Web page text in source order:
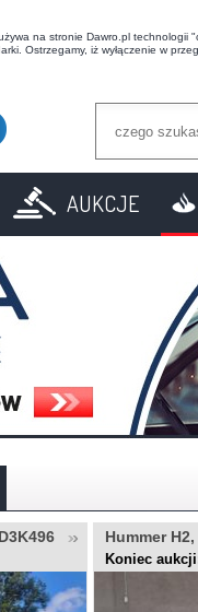
na stronie Dawro.pl
Ostrzegamy, iż wyłączenie w
AUKCJE
Hummer
Koniec